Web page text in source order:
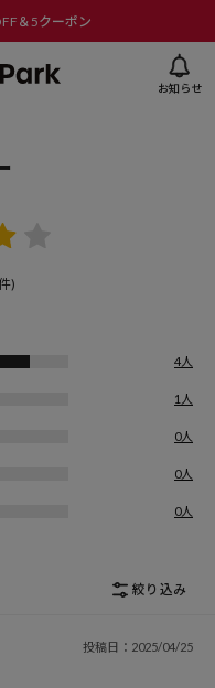
＆5クーポン
お知らせ
)
4人
1人
0人
0人
0人
絞り込み
投稿日：2025/04/25